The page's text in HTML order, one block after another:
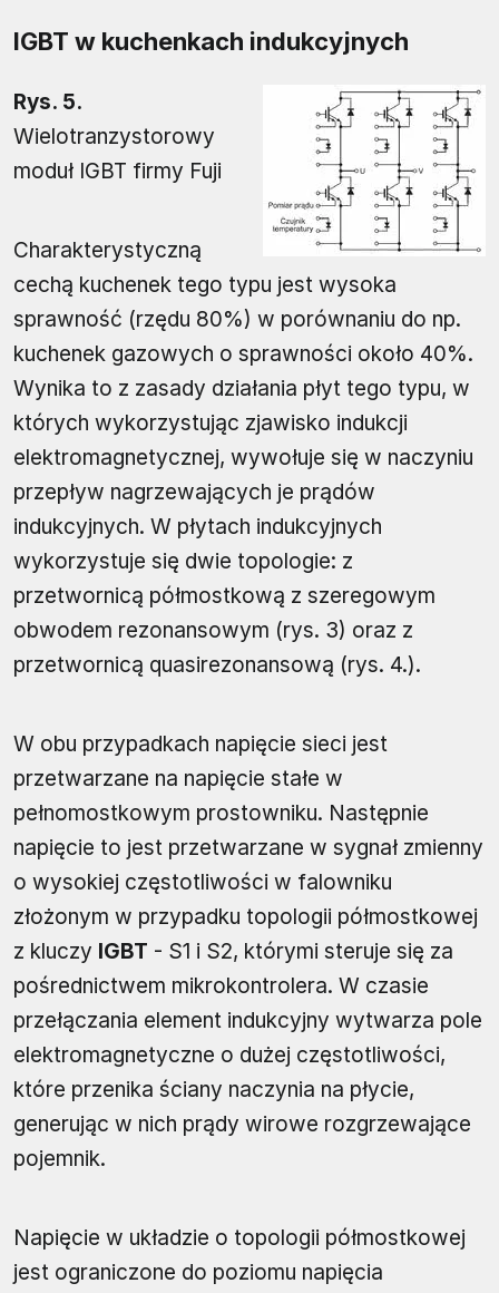
IGBT w kuchenkach indukcyjnych
Rys. 5.
Wielotranzystorowy
moduł IGBT firmy Fuji
Charakterystyczną
cechą kuchenek tego typu jest wysoka
sprawność (rzędu 80%) w porównaniu do np.
kuchenek gazowych o sprawności około 40%.
Wynika to z zasady działania płyt tego typu, w
których wykorzystując zjawisko indukcji
elektromagnetycznej, wywołuje się w naczyniu
przepływ nagrzewających je prądów
indukcyjnych. W płytach indukcyjnych
wykorzystuje się dwie topologie: z
przetwornicą półmostkową z szeregowym
obwodem rezonansowym (rys. 3) oraz z
przetwornicą quasirezonansową (rys. 4.).
W obu przypadkach napięcie sieci jest
przetwarzane na napięcie stałe w
pełnomostkowym prostowniku. Następnie
napięcie to jest przetwarzane w sygnał zmienny
o wysokiej częstotliwości w falowniku
złożonym w przypadku topologii półmostkowej
z kluczy IGBT - S1 i S2, którymi steruje się za
pośrednictwem mikrokontrolera. W czasie
przełączania element indukcyjny wytwarza pole
elektromagnetyczne o dużej częstotliwości,
które przenika ściany naczynia na płycie,
generując w nich prądy wirowe rozgrzewające
pojemnik.
Napięcie w układzie o topologii półmostkowej
jest ograniczone do poziomu napięcia